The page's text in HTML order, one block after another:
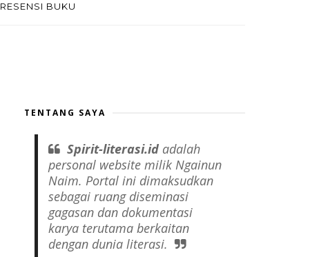
RESENSI BUKU
TENTANG SAYA
Spirit-literasi.id adalah
personal website milik Ngainun
Naim. Portal ini dimaksudkan
sebagai ruang diseminasi
gagasan dan dokumentasi
karya terutama berkaitan
dengan dunia literasi.